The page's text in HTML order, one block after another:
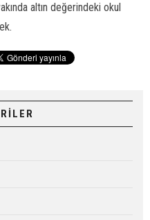
altın değerindeki okul